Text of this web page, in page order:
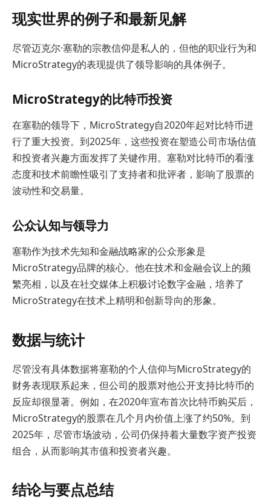
现实世界的例子和最新见解
尽管迈克尔·塞勒的宗教信仰是私人的，但他的职业行为和
MicroStrategy的表现提供了领导影响的具体例子。
MicroStrategy的比特币投资
在塞勒的领导下，MicroStrategy自2020年起对比特币进
行了重大投资。到2025年，这些投资在塑造公司市场估值
和投资者兴趣方面发挥了关键作用。塞勒对比特币的看涨
态度和技术前瞻性吸引了支持者和批评者，影响了股票的
波动性和交易量。
公众认知与领导力
塞勒作为技术先知和金融战略家的公众形象是
MicroStrategy品牌的核心。他在技术和金融会议上的频
繁亮相，以及在社交媒体上积极讨论数字金融，培养了
MicroStrategy在技术上精明和创新导向的形象。
数据与统计
尽管没有具体数据将塞勒的个人信仰与MicroStrategy的
财务表现联系起来，但公司的股票对他公开支持比特币的
反应却很显著。例如，在2020年宣布首次比特币购买后，
MicroStrategy的股票在几个月内价值上涨了约50%。到
2025年，尽管市场波动，公司仍保持着大量数字资产投资
组合，从而影响其市值和投资者兴趣。
结论与要点总结